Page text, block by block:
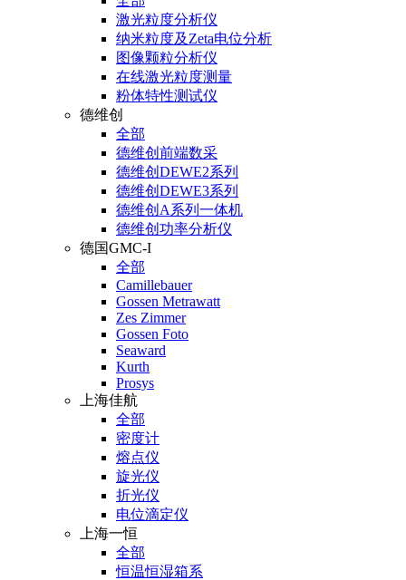
激光粒度分析仪
纳米粒度及Zeta电位分析
图像颗粒分析仪
在线激光粒度测量
粉体特性测试仪
德维创
全部
德维创前端数采
德维创DEWE2系列
德维创DEWE3系列
德维创A系列一体机
德维创功率分析仪
德国GMC-I
全部
Camillebauer
Gossen Metrawatt
Zes Zimmer
Gossen Foto
Seaward
Kurth
Prosys
上海佳航
全部
密度计
熔点仪
旋光仪
折光仪
电位滴定仪
上海一恒
全部
恒温恒湿箱系